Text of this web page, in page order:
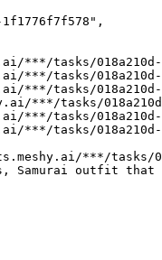
1f1776f7f578" ,
***/tasks/018a210d-
***/tasks/018a210d-
***/tasks/018a210d-
***/tasks/
***/tasks/018a210d-
***/tasks/
***/tasks/
Samurai outfit that